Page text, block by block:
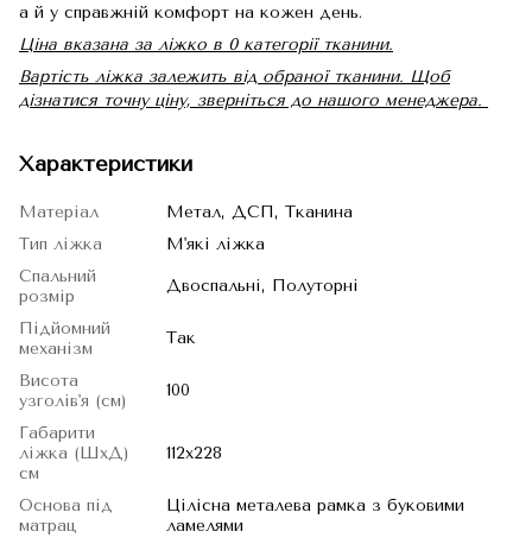
а й у справжній комфорт на кожен день.
Ціна вказана за ліжко в 0 категорії тканини.
Вартість ліжка залежить від обраної тканини. Щоб
дізнатися точну ціну, зверніться до нашого менеджера.
Характеристики
Матеріал
Метал, ДСП, Тканина
Тип ліжка
М'які ліжка
Спальний
розмір
Двоспальні, Полуторні
Підйомний
механізм
Так
Висота
узголів'я (см)
100
Габарити
ліжка (ШхД)
см
112x228
Основа під
матрац
Цілісна металева рамка з буковими
ламелями